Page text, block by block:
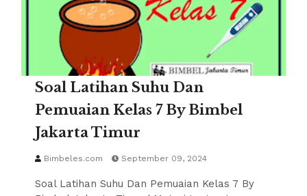
Soal Latihan Suhu Dan
Pemuaian Kelas 7 By Bimbel
Jakarta Timur
Bimbeles.com September 09, 2024
Soal Latihan Suhu Dan Pemuaian Kelas 7 By